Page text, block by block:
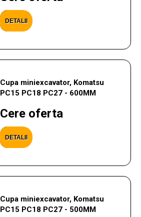
DETALII
Cupa miniexcavator, Komatsu
PC15 PC18 PC27 - 600MM
Cere oferta
DETALII
Cupa miniexcavator, Komatsu
PC15 PC18 PC27 - 500MM